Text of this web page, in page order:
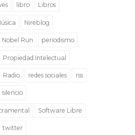
libro Libros
Nireblog
Nobel Run periodismo
Propiedad Intelectual
Radio redes sociales rss
silencio
Software Libre
twitter